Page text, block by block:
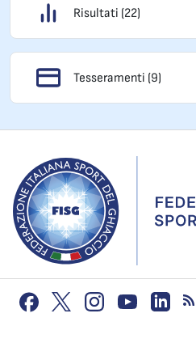
Risultati (22)
Tesseramenti (9)